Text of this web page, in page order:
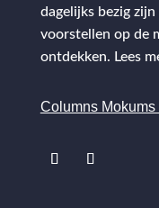
dagelijks bezig
voorstellen op de
ontdekken. Lees
Columns